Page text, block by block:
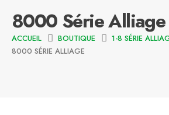
8000 Série Alliage
ACCUEIL BOUTIQUE
1-8 SÉRIE
8000 SÉRIE ALLIAGE